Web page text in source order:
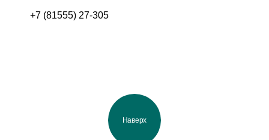
+7 (81555) 27-305
Наверх